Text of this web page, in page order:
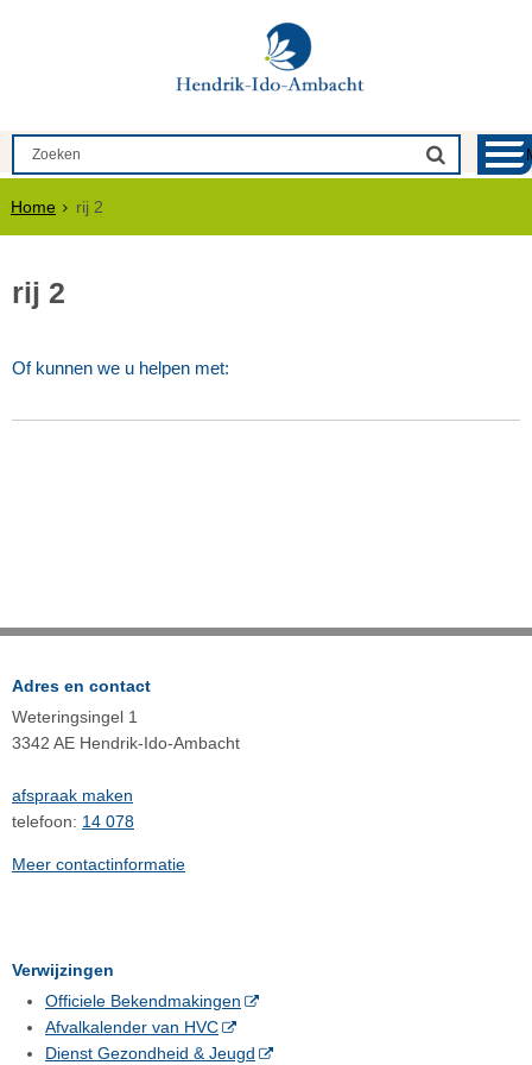
Home rij 2
rij 2
Of kunnen we u helpen met:
Adres en contact
Weteringsingel 1
3342 AE Hendrik-Ido-Ambacht
afspraak maken
telefoon: 14 078
Meer contactinformatie
Verwijzingen
Officiele Bekendmakingen
Afvalkalender van HVC
Dienst Gezondheid & Jeugd